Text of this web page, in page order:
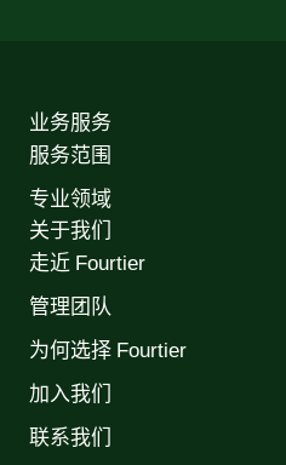
业务服务
服务范围
专业领域
关于我们
走近 Fourtier
管理团队
为何选择 Fourtier
加入我们
联系我们